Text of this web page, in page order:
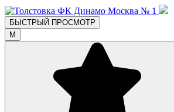
БЫСТРЫЙ ПРОСМОТР
M